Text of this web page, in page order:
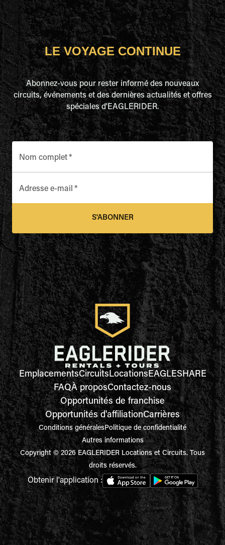
LE VOYAGE CONTINUE
Abonnez-vous pour rester informé des nouveaux
circuits, événements et des dernières actualités et offres
spéciales d'EAGLERIDER.
Nom complet*
Adresse e-mail *
S'ABONNER
EmplacementsCircuitsLocationsEAGLESHARE
FAQÀ proposContactez-nous
Opportunités de franchise
Opportunités d'affiliationCarrières
Conditions généralesPolitique de confidentialité
Autres informations
Copyright © 2026 EAGLERIDER Locations et Circuits. Tous
droits réservés.
Obtenir l'application :